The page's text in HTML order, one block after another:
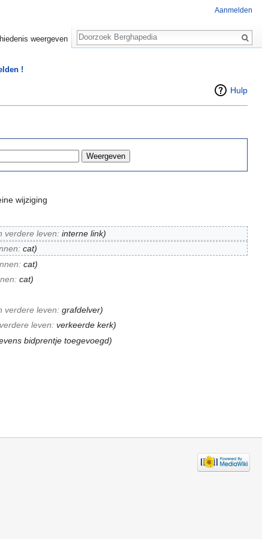
!
Hulp
wijziging
verdere leven: interne link)
cat)
cat)
cat)
verdere leven: grafdelver)
leven: verkeerde kerk)
bidprentje toegevoegd)
Aanmelden
weergeven
Zoeken